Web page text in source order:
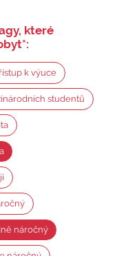
které
*:
k výuce
studentů
náročný